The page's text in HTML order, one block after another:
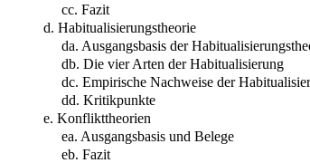
cc. Fazit
d. Habitualisierungstheorie
da. Ausgangsbasis der
db. Die vier Arten der Habitualisierung
dc. Empirische Nachweise der
dd. Kritikpunkte
e. Konflikttheorien
ea. Ausgangsbasis und Belege
eb. Fazit